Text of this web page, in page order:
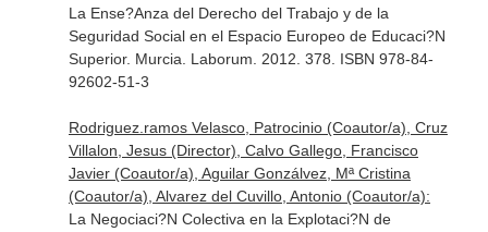
La Ense?Anza del Derecho del Trabajo y de la
Seguridad Social en el Espacio Europeo de Educaci?N
Superior. Murcia. Laborum. 2012. 378. ISBN 978-84-
92602-51-3
Rodriguez.ramos Velasco, Patrocinio (Coautor/a), Cruz
Villalon, Jesus (Director), Calvo Gallego, Francisco
Javier (Coautor/a), Aguilar Gonzálvez, Mª Cristina
(Coautor/a), Alvarez del Cuvillo, Antonio (Coautor/a):
La Negociaci?N Colectiva en la Explotaci?N de